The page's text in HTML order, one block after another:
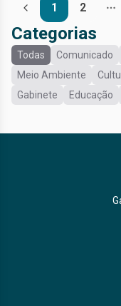
1 2
Categorias
Todas Comunicado
Meio Ambiente
Gabinete
Educação